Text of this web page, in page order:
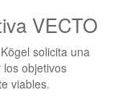
VECTO
solicita una
objetivos
viables.